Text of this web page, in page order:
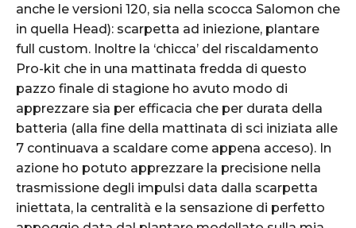
anche le versioni 120, sia nella scocca Salomon che
in quella Head): scarpetta ad iniezione, plantare
full custom. Inoltre la ‘chicca’ del riscaldamento
Pro-kit che in una mattinata fredda di questo
pazzo finale di stagione ho avuto modo di
apprezzare sia per efficacia che per durata della
batteria (alla fine della mattinata di sci iniziata alle
7 continuava a scaldare come appena acceso). In
azione ho potuto apprezzare la precisione nella
trasmissione degli impulsi data dalla scarpetta
iniettata, la centralità e la sensazione di perfetto